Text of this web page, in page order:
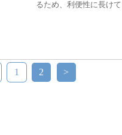
るため、利便性に長けて
1 2 >